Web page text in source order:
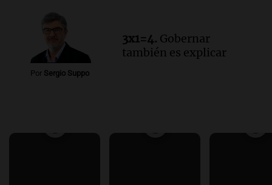
Por Sergio Suppo
3x1=4. Gobernar
también es explicar